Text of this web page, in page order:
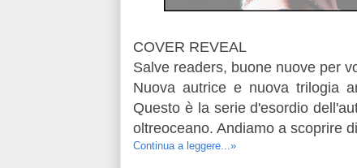
COVER REVEAL
Salve readers, buone nuove per
Nuova autrice e nuova trilogia
Questo è la serie d'esordio
oltreoceano. Andiamo a scoprire
Continua a leggere...»